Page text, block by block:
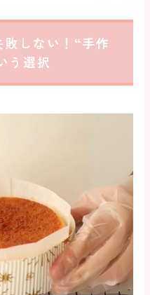
しない！“手作
う選択